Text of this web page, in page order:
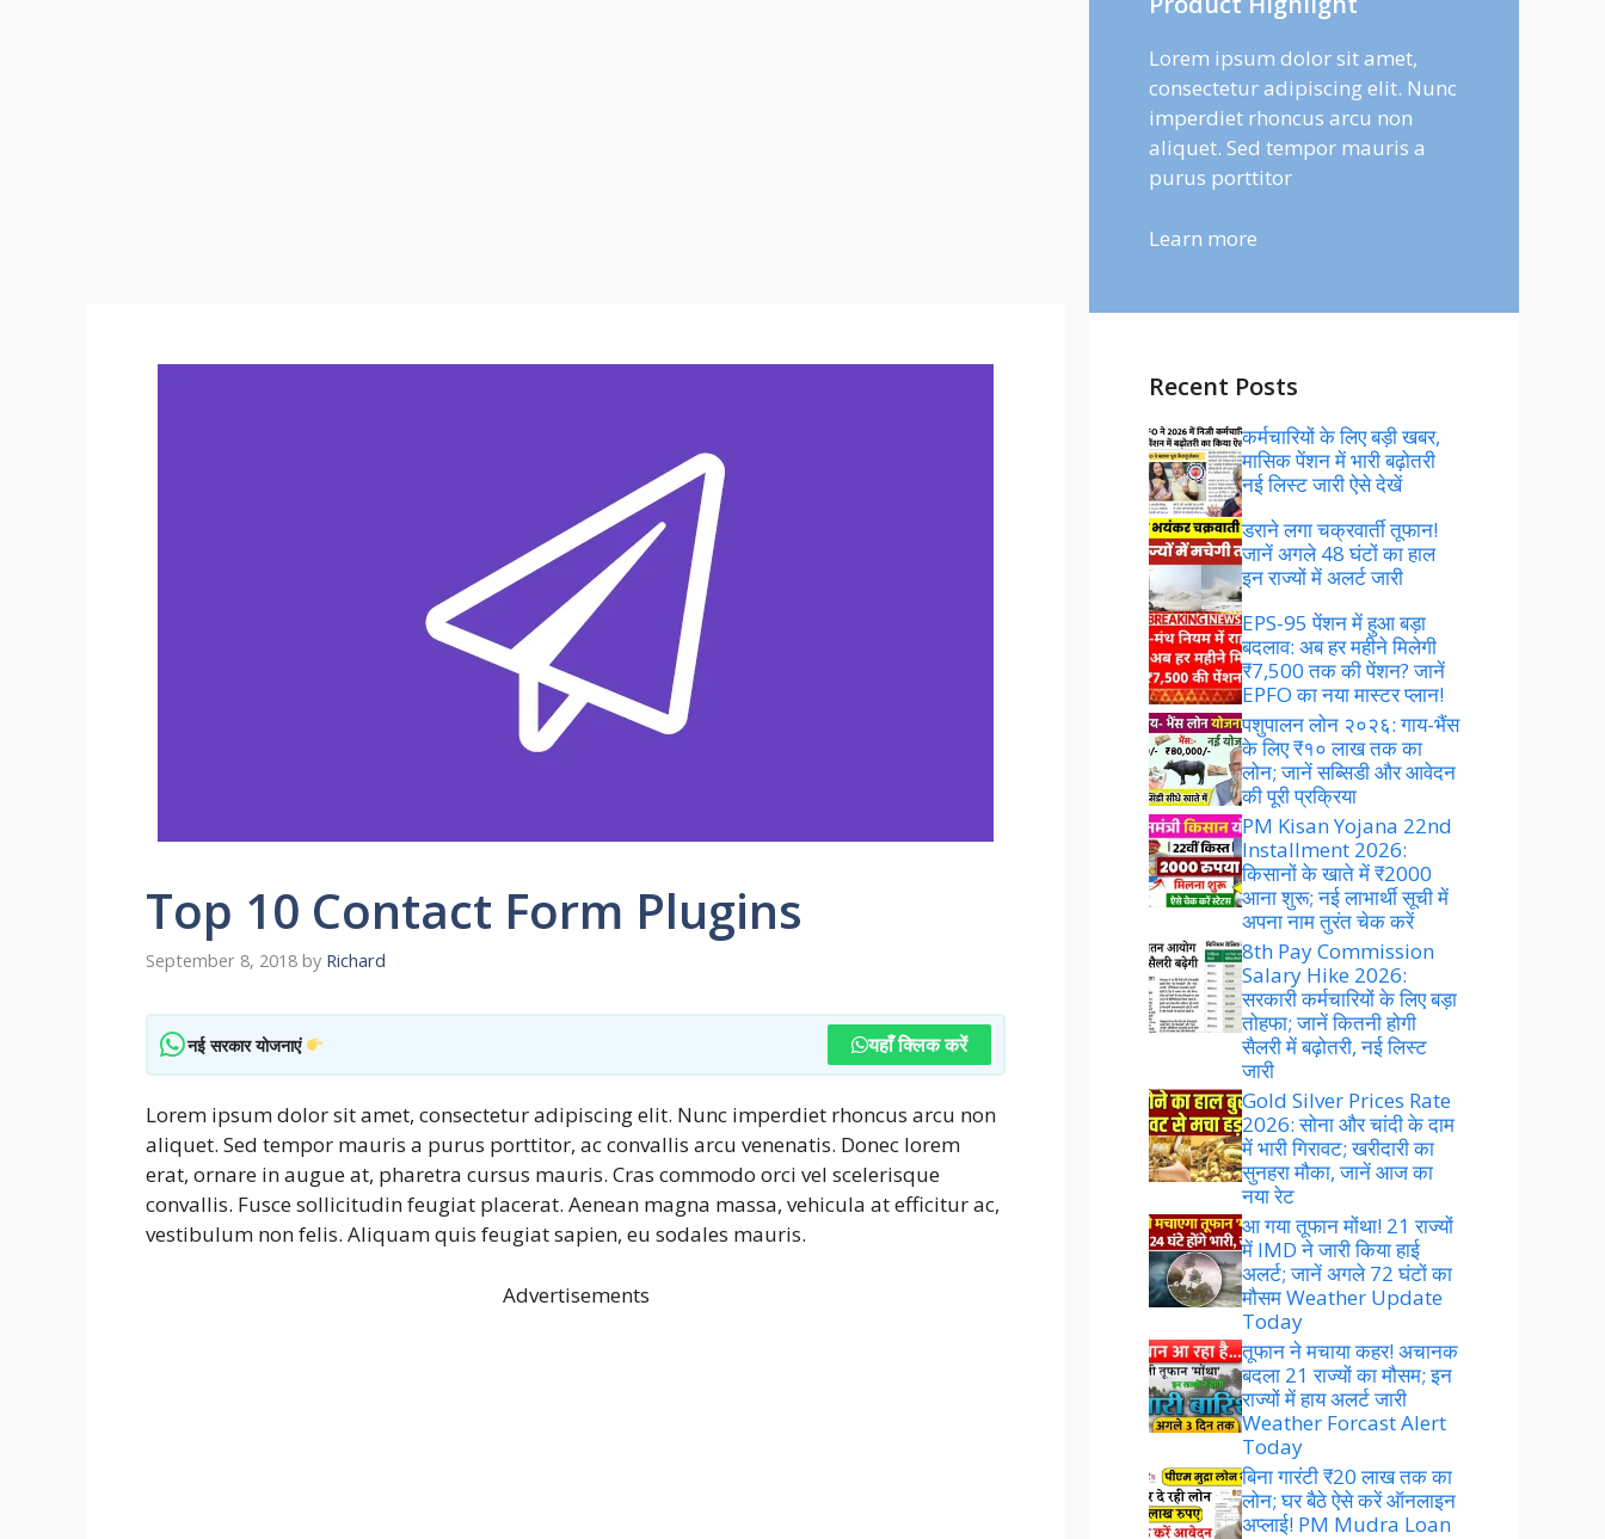
Top 10 Contact Form Plugins
September 8, 2018 by Richard
नई सरकार योजनाएं यहाँ क्लिक करें
Lorem ipsum dolor sit amet, consectetur adipiscing elit. Nunc imperdiet rhoncus arcu non
aliquet. Sed tempor mauris a purus porttitor, ac convallis arcu venenatis. Donec lorem
erat, ornare in augue at, pharetra cursus mauris. Cras commodo orci vel scelerisque
convallis. Fusce sollicitudin feugiat placerat. Aenean magna massa, vehicula at efficitur ac,
vestibulum non felis. Aliquam quis feugiat sapien, eu sodales mauris.
Advertisements
Lorem ipsum dolor sit amet,
consectetur adipiscing elit. Nunc
imperdiet rhoncus arcu non
aliquet. Sed tempor mauris a
purus porttitor
Learn more
Recent Posts
कर्मचारियों के लिए बड़ी खबर,
मासिक पेंशन में भारी बढ़ोतरी
नई लिस्ट जारी ऐसे देखें
डराने लगा चक्रवार्ती तूफान!
जानें अगले 48 घंटों का हाल
इन राज्यों में अलर्ट जारी
EPS-95 पेंशन में हुआ बड़ा
बदलाव: अब हर महीने मिलेगी
₹7,500 तक की पेंशन? जानें
EPFO का नया मास्टर प्लान!
पशुपालन लोन २०२६: गाय-भैंस
के लिए ₹१० लाख तक का
लोन; जानें सब्सिडी और आवेदन
की पूरी प्रक्रिया
PM Kisan Yojana 22nd
Installment 2026:
किसानों के खाते में ₹2000
आना शुरू; नई लाभार्थी सूची में
अपना नाम तुरंत चेक करें
8th Pay Commission
Salary Hike 2026:
सरकारी कर्मचारियों के लिए बड़ा
तोहफा; जानें कितनी होगी
सैलरी में बढ़ोतरी, नई लिस्ट
जारी
Gold Silver Prices Rate
2026: सोना और चांदी के दाम
में भारी गिरावट; खरीदारी का
सुनहरा मौका, जानें आज का
नया रेट
आ गया तूफान मोंथा! 21 राज्यों
में IMD ने जारी किया हाई
अलर्ट; जानें अगले 72 घंटों का
मौसम Weather Update
Today
तूफान ने मचाया कहर! अचानक
बदला 21 राज्यों का मौसम; इन
राज्यों में हाय अलर्ट जारी
Weather Forcast Alert
Today
बिना गारंटी ₹20 लाख तक का
लोन; घर बैठे ऐसे करें ऑनलाइन
अप्लाई! PM Mudra Loan